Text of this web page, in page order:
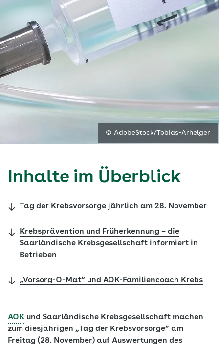
© AdobeStock/Tobias-Arhelger
Inhalte im Überblick
Tag der Krebsvorsorge jährlich am 28. November
Krebsprävention und Früherkennung – die
Saarländische Krebsgesellschaft informiert in
Betrieben
„Vorsorg-O-Mat“ und AOK-Familiencoach Krebs
AOK und Saarländische Krebsgesellschaft machen
zum diesjährigen „Tag der Krebsvorsorge“ am
Freitag (28. November) auf Auswertungen des